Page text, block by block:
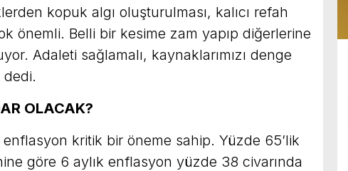
kopuk algı oluşturulması, kalıcı refah
önemli. Belli bir kesime zam yapıp diğerlerine
Adaleti sağlamalı, kaynaklarımızı denge
dedi.
OLACAK?
enflasyon kritik bir öneme sahip. Yüzde 65’lik
göre 6 aylık enflasyon yüzde 38 civarında